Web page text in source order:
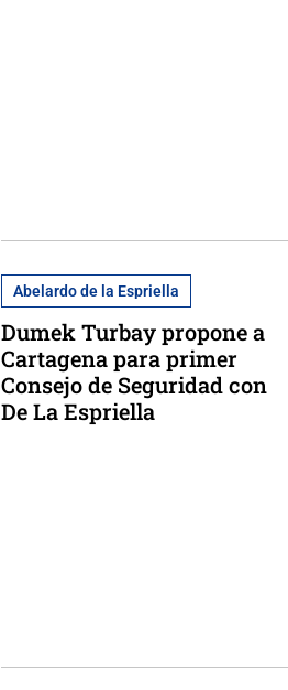
Abelardo de la Espriella
Dumek Turbay propone a
Cartagena para primer
Consejo de Seguridad con
De La Espriella